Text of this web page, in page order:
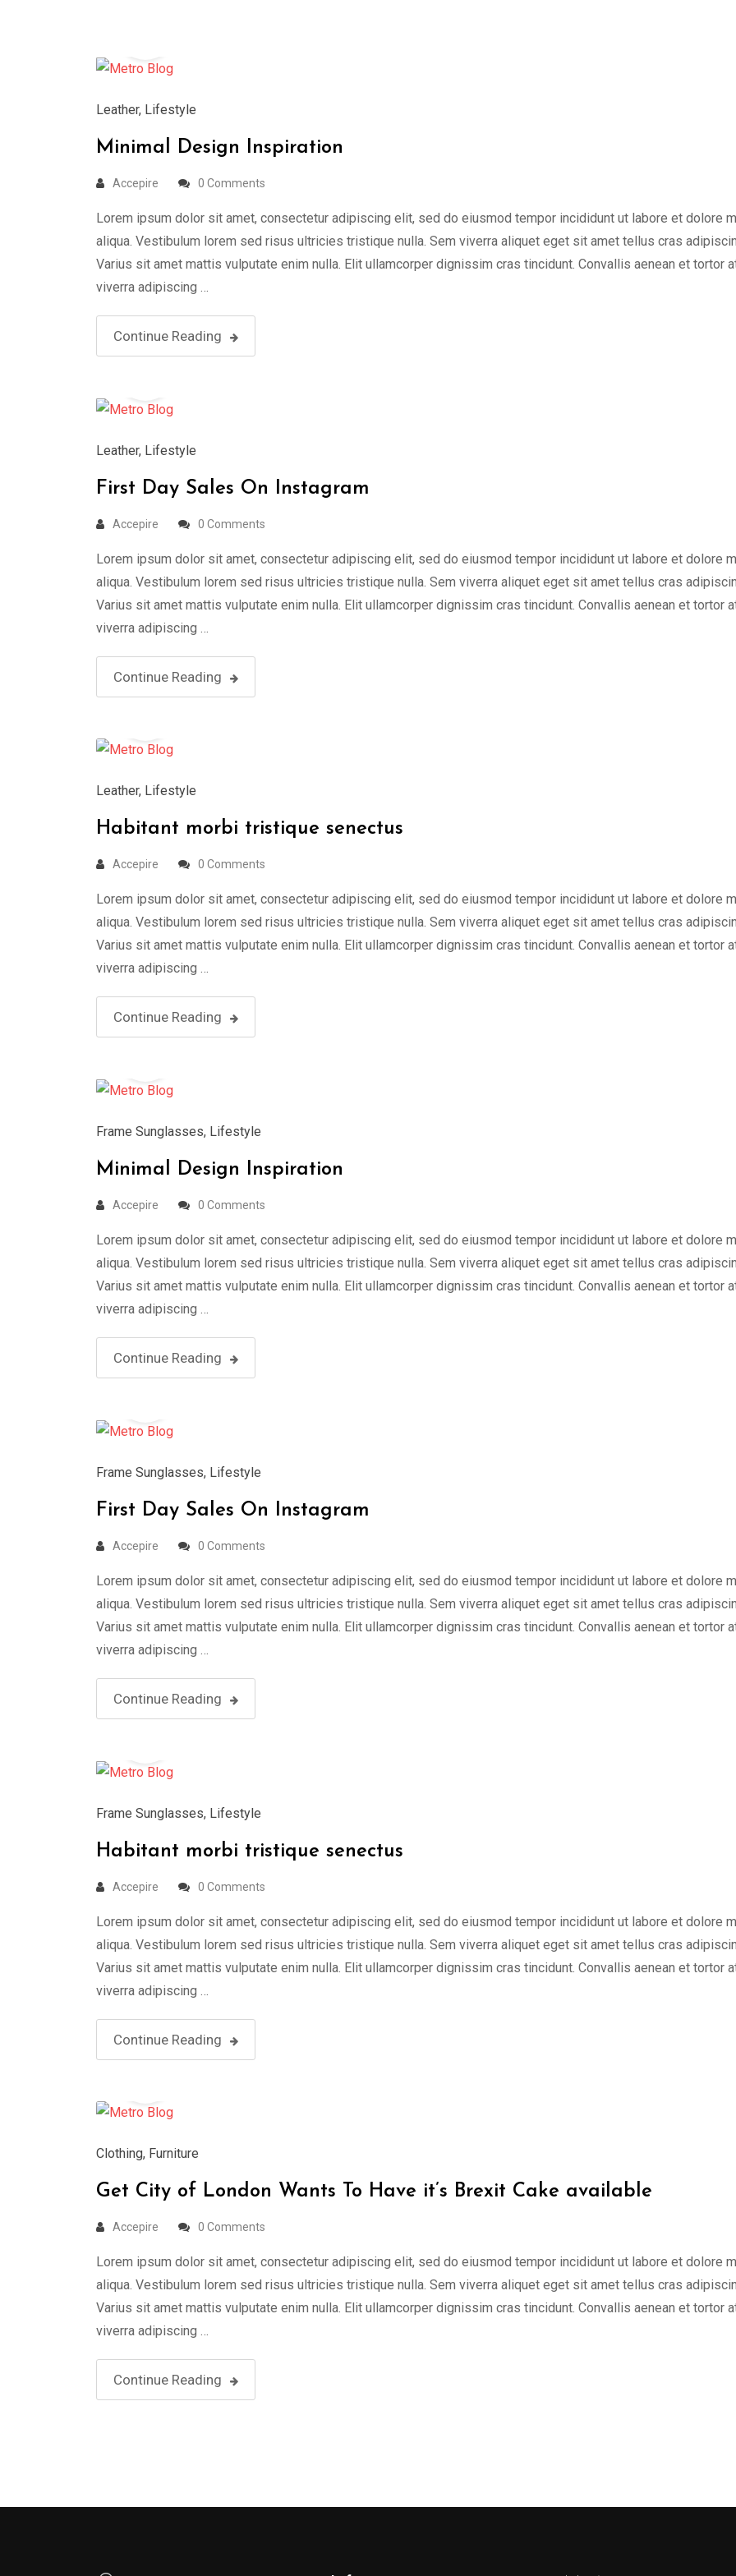
Leather, Lifestyle
Minimal Design Inspiration
Accepire 0 Comments
Lorem ipsum dolor sit amet, consectetur adipiscing elit, sed do eiusmod tempor incididunt ut labore et dolore
aliqua. Vestibulum lorem sed risus ultricies tristique nulla. Sem viverra aliquet eget sit amet tellus cras
Varius sit amet mattis vulputate enim nulla. Elit ullamcorper dignissim cras tincidunt. Convallis aenean et tortor
viverra adipiscing …
Continue Reading
Leather, Lifestyle
First Day Sales On Instagram
Accepire 0 Comments
Lorem ipsum dolor sit amet, consectetur adipiscing elit, sed do eiusmod tempor incididunt ut labore et dolore
aliqua. Vestibulum lorem sed risus ultricies tristique nulla. Sem viverra aliquet eget sit amet tellus cras
Varius sit amet mattis vulputate enim nulla. Elit ullamcorper dignissim cras tincidunt. Convallis aenean et tortor
viverra adipiscing …
Continue Reading
Leather, Lifestyle
Habitant morbi tristique senectus
Accepire 0 Comments
Lorem ipsum dolor sit amet, consectetur adipiscing elit, sed do eiusmod tempor incididunt ut labore et dolore
aliqua. Vestibulum lorem sed risus ultricies tristique nulla. Sem viverra aliquet eget sit amet tellus cras
Varius sit amet mattis vulputate enim nulla. Elit ullamcorper dignissim cras tincidunt. Convallis aenean et tortor
viverra adipiscing …
Continue Reading
Frame Sunglasses, Lifestyle
Minimal Design Inspiration
Accepire 0 Comments
Lorem ipsum dolor sit amet, consectetur adipiscing elit, sed do eiusmod tempor incididunt ut labore et dolore
aliqua. Vestibulum lorem sed risus ultricies tristique nulla. Sem viverra aliquet eget sit amet tellus cras
Varius sit amet mattis vulputate enim nulla. Elit ullamcorper dignissim cras tincidunt. Convallis aenean et tortor
viverra adipiscing …
Continue Reading
Frame Sunglasses, Lifestyle
First Day Sales On Instagram
Accepire 0 Comments
Lorem ipsum dolor sit amet, consectetur adipiscing elit, sed do eiusmod tempor incididunt ut labore et dolore
aliqua. Vestibulum lorem sed risus ultricies tristique nulla. Sem viverra aliquet eget sit amet tellus cras
Varius sit amet mattis vulputate enim nulla. Elit ullamcorper dignissim cras tincidunt. Convallis aenean et tortor
viverra adipiscing …
Continue Reading
Frame Sunglasses, Lifestyle
Habitant morbi tristique senectus
Accepire 0 Comments
Lorem ipsum dolor sit amet, consectetur adipiscing elit, sed do eiusmod tempor incididunt ut labore et dolore
aliqua. Vestibulum lorem sed risus ultricies tristique nulla. Sem viverra aliquet eget sit amet tellus cras
Varius sit amet mattis vulputate enim nulla. Elit ullamcorper dignissim cras tincidunt. Convallis aenean et tortor
viverra adipiscing …
Continue Reading
Clothing, Furniture
Get City of London Wants To Have it’s Brexit Cake available
Accepire 0 Comments
Lorem ipsum dolor sit amet, consectetur adipiscing elit, sed do eiusmod tempor incididunt ut labore et dolore
aliqua. Vestibulum lorem sed risus ultricies tristique nulla. Sem viverra aliquet eget sit amet tellus cras
Varius sit amet mattis vulputate enim nulla. Elit ullamcorper dignissim cras tincidunt. Convallis aenean et tortor
viverra adipiscing …
Continue Reading